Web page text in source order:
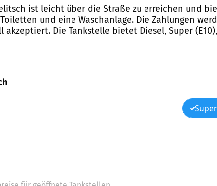
ist leicht über die Straße zu erreichen und
und eine Waschanlage. Die Zahlungen
Die Tankstelle bietet Diesel, Super